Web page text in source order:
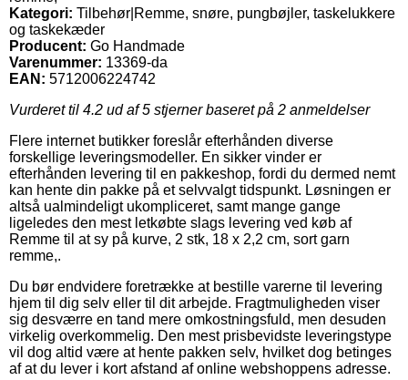
Kategori: Tilbehør|Remme, snøre, pungbøjler, taskelukkere
og taskekæder
Producent: Go Handmade
Varenummer: 13369-da
EAN: 5712006224742
Vurderet til 4.2 ud af 5 stjerner baseret på 2 anmeldelser
Flere internet butikker foreslår efterhånden diverse
forskellige leveringsmodeller. En sikker vinder er
efterhånden levering til en pakkeshop, fordi du dermed nemt
kan hente din pakke på et selvvalgt tidspunkt. Løsningen er
altså ualmindeligt ukompliceret, samt mange gange
ligeledes den mest letkøbte slags levering ved køb af
Remme til at sy på kurve, 2 stk, 18 x 2,2 cm, sort garn
remme,.
Du bør endvidere foretrække at bestille varerne til levering
hjem til dig selv eller til dit arbejde. Fragtmuligheden viser
sig desværre en tand mere omkostningsfuld, men desuden
virkelig overkommelig. Den mest prisbevidste leveringstype
vil dog altid være at hente pakken selv, hvilket dog betinges
af at du lever i kort afstand af online webshoppens adresse.